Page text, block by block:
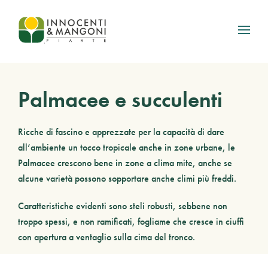
Skip to main content
Palmacee e succulenti
Ricche di fascino e apprezzate per la capacità di dare
all’ambiente un tocco tropicale anche in zone urbane, le
Palmacee crescono bene in zone a clima mite, anche se
alcune varietà possono sopportare anche climi più freddi.
Caratteristiche evidenti sono steli robusti, sebbene non
troppo spessi, e non ramificati, fogliame che cresce in ciuffi
con apertura a ventaglio sulla cima del tronco.